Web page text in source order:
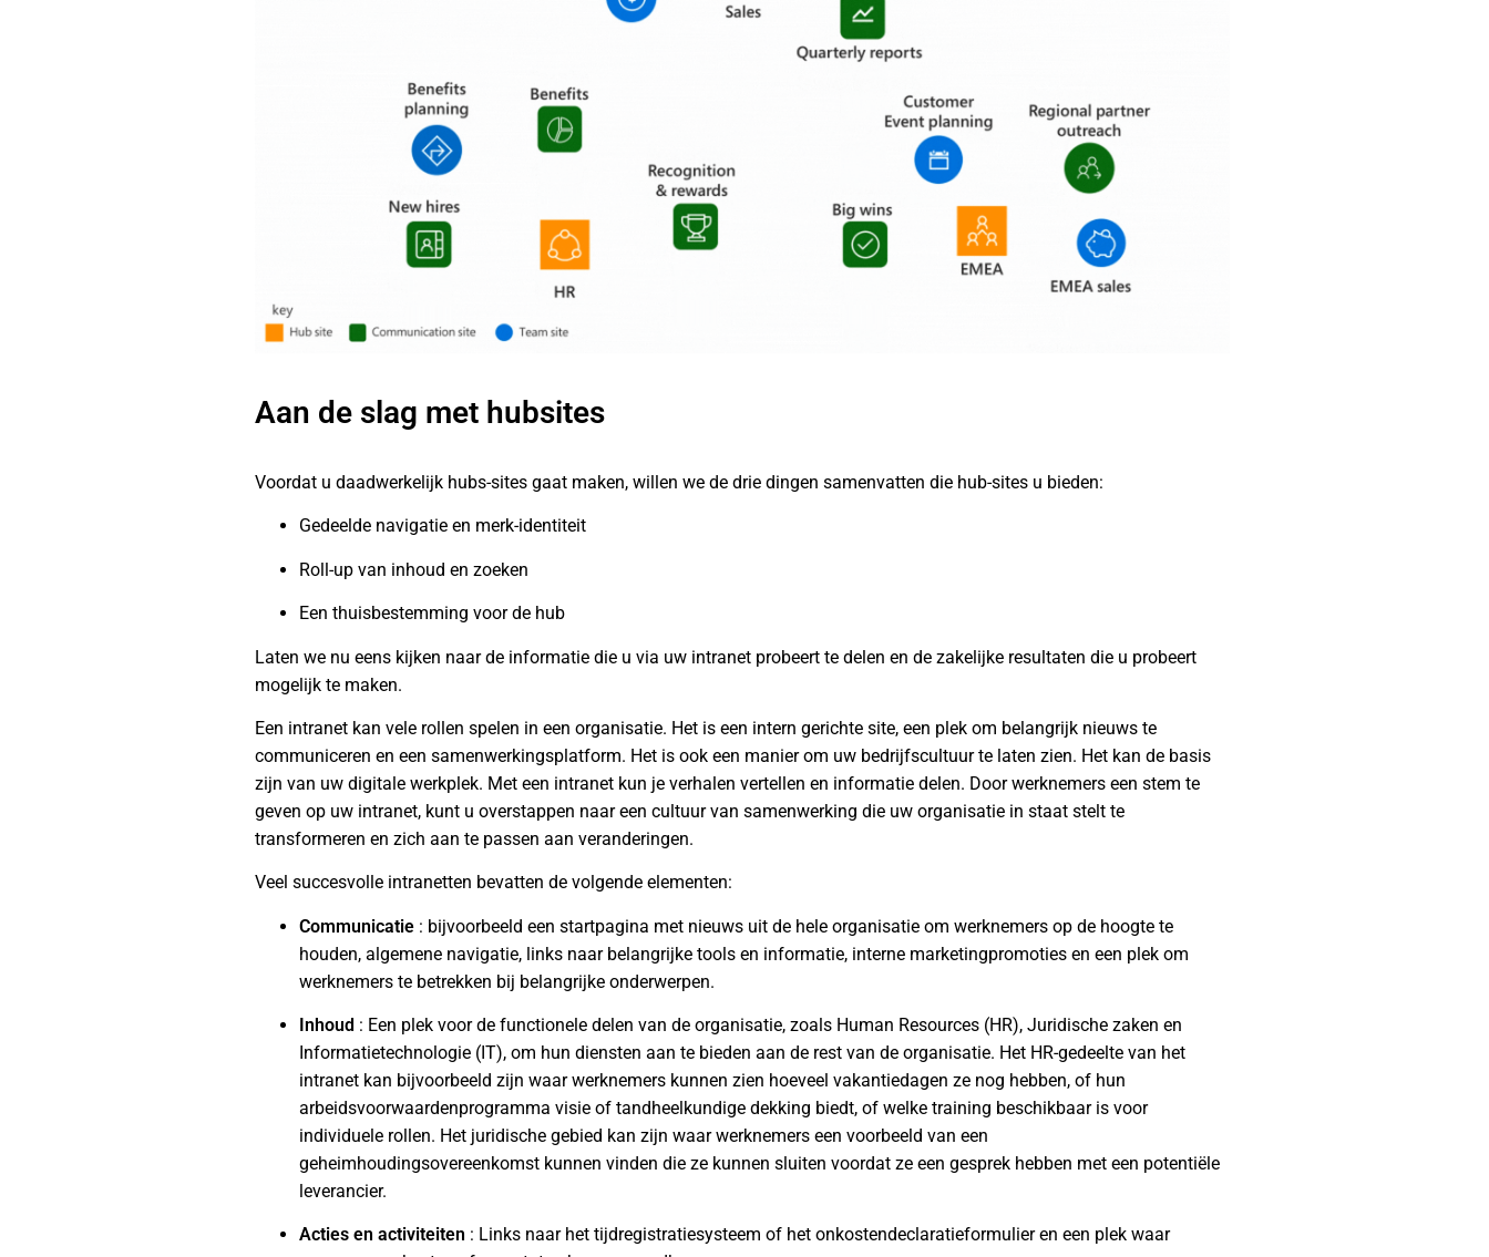
Aan de slag met hubsites
Voordat u daadwerkelijk hubs-sites gaat maken, willen we de drie dingen samenvatten die hub-sites u bieden:
Gedeelde navigatie en merk-identiteit
Roll-up van inhoud en zoeken
Een thuisbestemming voor de hub
Laten we nu eens kijken naar de informatie die u via uw intranet probeert te delen en de zakelijke resultaten die u probeert
mogelijk te maken.
Een intranet kan vele rollen spelen in een organisatie. Het is een intern gerichte site, een plek om belangrijk nieuws te
communiceren en een samenwerkingsplatform. Het is ook een manier om uw bedrijfscultuur te laten zien. Het kan de basis
zijn van uw digitale werkplek. Met een intranet kun je verhalen vertellen en informatie delen. Door werknemers een stem te
geven op uw intranet, kunt u overstappen naar een cultuur van samenwerking die uw organisatie in staat stelt te
transformeren en zich aan te passen aan veranderingen.
Veel succesvolle intranetten bevatten de volgende elementen:
Communicatie : bijvoorbeeld een startpagina met nieuws uit de hele organisatie om werknemers op de hoogte te
houden, algemene navigatie, links naar belangrijke tools en informatie, interne marketingpromoties en een plek om
werknemers te betrekken bij belangrijke onderwerpen.
Inhoud : Een plek voor de functionele delen van de organisatie, zoals Human Resources (HR), Juridische zaken en
Informatietechnologie (IT), om hun diensten aan te bieden aan de rest van de organisatie. Het HR-gedeelte van het
intranet kan bijvoorbeeld zijn waar werknemers kunnen zien hoeveel vakantiedagen ze nog hebben, of hun
arbeidsvoorwaardenprogramma visie of tandheelkundige dekking biedt, of welke training beschikbaar is voor
individuele rollen. Het juridische gebied kan zijn waar werknemers een voorbeeld van een
geheimhoudingsovereenkomst kunnen vinden die ze kunnen sluiten voordat ze een gesprek hebben met een potentiële
leverancier.
Acties en activiteiten : Links naar het tijdregistratiesysteem of het onkostendeclaratieformulier en een plek waar